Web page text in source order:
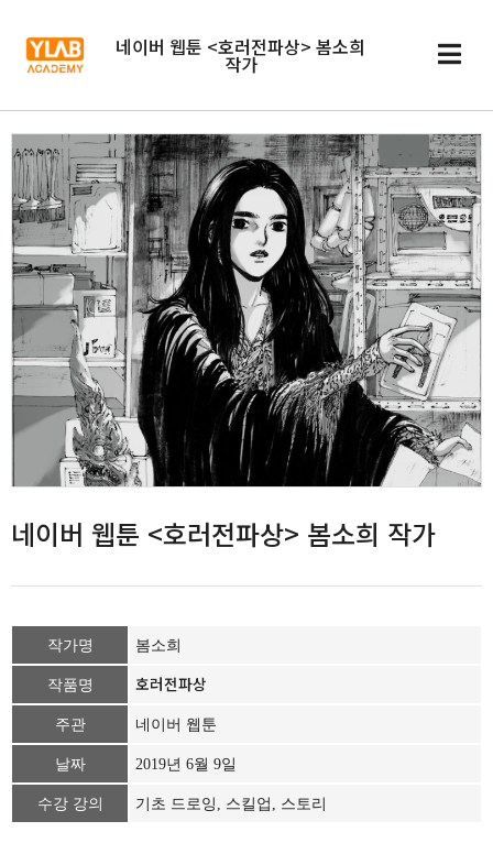
네이버 웹툰 <호러전파상> 봄소희
작가
네이버 웹툰 <호러전파상> 봄소희 작가
작가명 봄소희
작품명 호러전파상
주관 네이버 웹툰
날짜 2019년 6월 9일
수강 강의 기초 드로잉, 스킬업, 스토리